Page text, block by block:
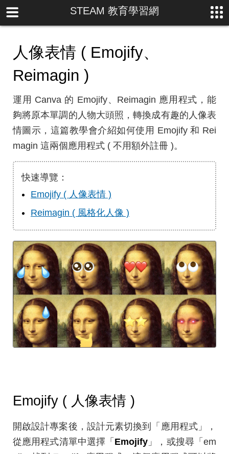
STEAM 教育學習網
人像表情 ( Emojify、
Reimagin )
運用 Canva 的 Emojify、Reimagin 應用程式，能
夠將原本單調的人物大頭照，轉換成有趣的人像表
情圖示，這篇教學會介紹如何使用 Emojify 和 Rei
magin 這兩個應用程式 ( 不用額外註冊 )。
快速導覽：
Emojify ( 人像表情 )
Reimagin ( 風格化人像 )
Emojify ( 人像表情 )
開啟設計專案後，設計元素切換到「應用程式」，
從應用程式清單中選擇「 Emojify 」，或搜尋「em